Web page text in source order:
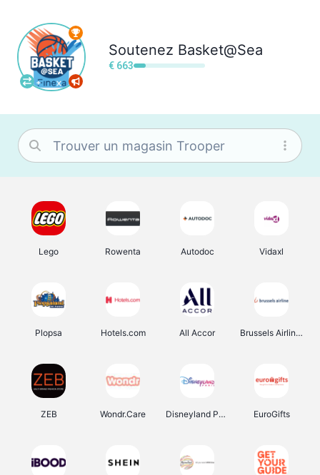
Soutenez Basket@Sea
€ 663
Lego Rowenta Autodoc Vidaxl
Plopsa Hotels.com All Accor Brussels Airlines
ZEB Wondr.Care Disneyland Paris EuroGifts